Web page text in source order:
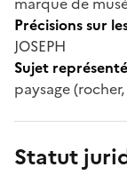
Précisions sur
JOSEPH
Sujet représenté
paysage
Statut